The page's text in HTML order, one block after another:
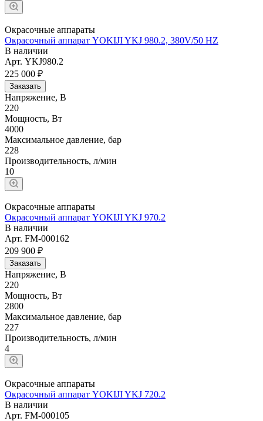
Окрасочные аппараты
Окрасочный аппарат YOKIJI YKJ 980.2, 380V/50 HZ
В наличии
Арт. YKJ980.2
225 000 ₽
Заказать
Напряжение, В
220
Мощность, Вт
4000
Максимальное давление, бар
228
Производительность, л/мин
10
Окрасочные аппараты
Окрасочный аппарат YOKIJI YKJ 970.2
В наличии
Арт. FM-000162
209 900 ₽
Заказать
Напряжение, В
220
Мощность, Вт
2800
Максимальное давление, бар
227
Производительность, л/мин
4
Окрасочные аппараты
Окрасочный аппарат YOKIJI YKJ 720.2
В наличии
Арт. FM-000105